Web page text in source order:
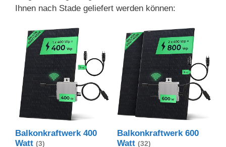
Ihnen nach Stade geliefert werden können:
Balkonkraftwerk 400
Watt (3)
Balkonkraftwerk 600
Watt (32)